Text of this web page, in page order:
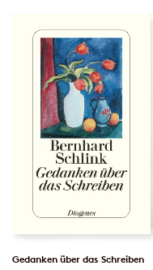
Gedanken über das Schreiben